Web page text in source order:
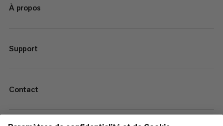
À propos
Support
Contact